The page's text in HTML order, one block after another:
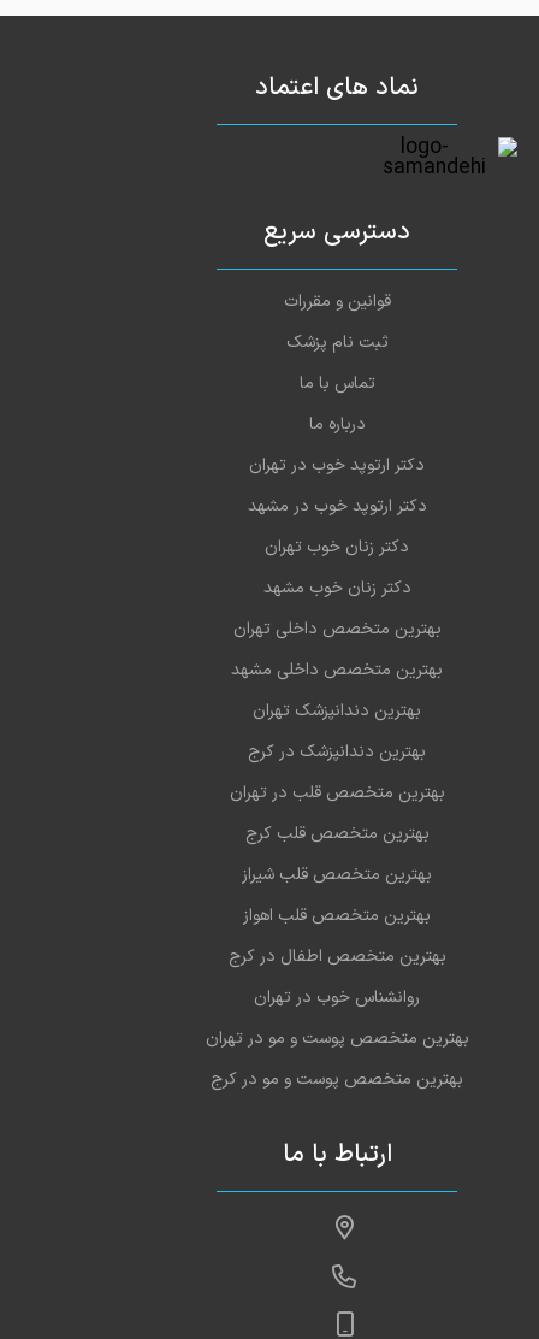
https://www.youtube.com/channel/
نماد های اعتماد
دسترسی سریع
قوانین و مقررات
ثبت نام پزشک
تماس با ما
درباره ما
دکتر ارتوپد خوب در تهران
دکتر ارتوپد خوب در مشهد
دکتر زنان خوب تهران
دکتر زنان خوب مشهد
بهترین متخصص داخلی تهران
بهترین متخصص داخلی مشهد
بهترین دندانپزشک تهران
بهترین دندانپزشک در کرج
بهترین متخصص قلب در تهران
بهترین متخصص قلب کرج
بهترین متخصص قلب شیراز
بهترین متخصص قلب اهواز
بهترین متخصص اطفال در کرج
روانشناس خوب در تهران
بهترین متخصص پوست و مو در تهران
بهترین متخصص پوست و مو در کرج
ارتباط با ما